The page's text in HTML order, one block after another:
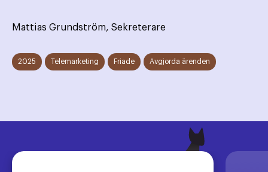
Mattias Grundström, Sekreterare
2025 Telemarketing Friade Avgjorda ärenden